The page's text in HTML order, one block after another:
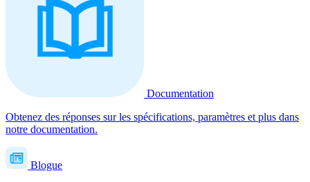
Documentation
Obtenez des réponses sur les spécifications, paramètres et plus dans
notre documentation.
Blogue